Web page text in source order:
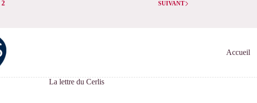
2 SUIVANT
Accueil
La lettre du Cerlis